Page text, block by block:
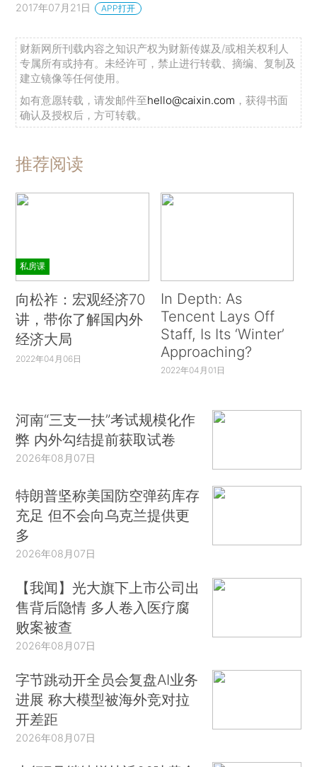
2017年07月21日 APP打开
财新网所刊载内容之知识产权为财新传媒及/或相关权利人
专属所有或持有。未经许可，禁止进行转载、摘编、复制及
建立镜像等任何使用。
如有意愿转载，请发邮件至hello@caixin.com ，获得书面
确认及授权后，方可转载。
推荐阅读
私房课
向松祚：宏观经济70
讲，带你了解国内外
经济大局
2022年04月06日
In Depth: As
Tencent Lays Off
Staff, Is Its ‘Winter’
Approaching?
2022年04月01日
河南“三支一扶”考试规模化作
弊 内外勾结提前获取试卷
2026年08月07日
特朗普坚称美国防空弹药库存
充足 但不会向乌克兰提供更
多
2026年08月07日
【我闻】光大旗下上市公司出
售背后隐情 多人卷入医疗腐
败案被查
2026年08月07日
字节跳动开全员会复盘AI业务
进展 称大模型被海外竞对拉
开差距
2026年08月07日